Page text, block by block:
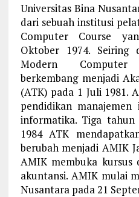
Universitas Bina
dari sebuah institusi
Computer Course
Oktober 1974. Seiring
Modern
berkembang menjadi
(ATK) pada 1 Juli 1981.
pendidikan
informatika. Tiga
1984 ATK
berubah menjadi AMIK
AMIK membuka kursus
akuntansi. AMIK mulai
Nusantara pada 21